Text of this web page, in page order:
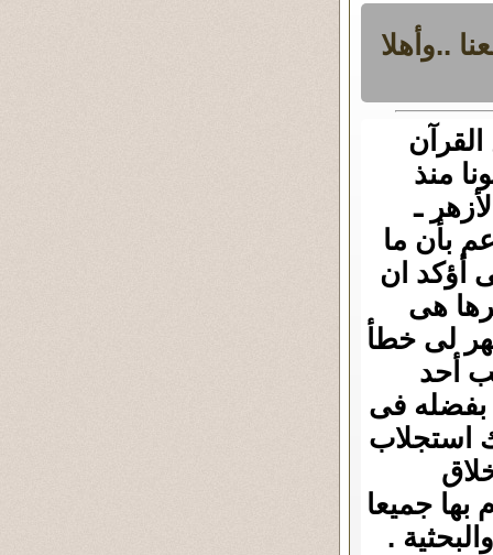
..وأهلا
منذ
ـ
بأن ما
أؤكد ان
هى
لى خطأ
أحد
بفضله فى
استجلاب
بها جميعا
.